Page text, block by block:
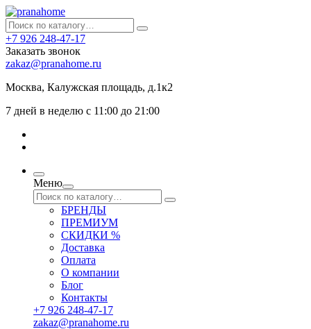
+7 926 248-47-17
Заказать звонок
zakaz@pranahome.ru
Москва, Калужская площадь, д.1к2
7 дней в неделю с 11:00 до 21:00
Меню
БРЕНДЫ
ПРЕМИУМ
СКИДКИ %
Доставка
Оплата
О компании
Блог
Контакты
+7 926 248-47-17
zakaz@pranahome.ru